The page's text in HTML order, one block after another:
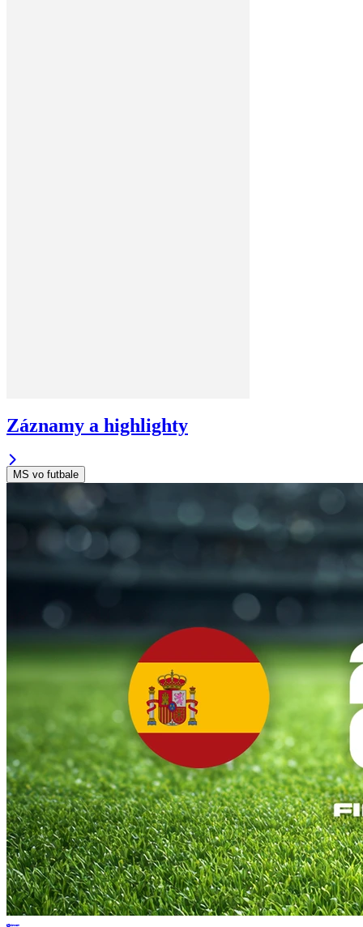
Záznamy a highlighty
MS vo futbale